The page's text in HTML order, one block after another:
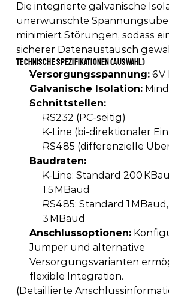
Die integrierte galvanische
unerwünschte
minimiert Störungen, sodass
sicherer Datenaustausch
Technische Spezifikationen (Auswahl)
Versorgungsspannung: 6
Galvanische Isolation:
Schnittstellen:
RS232 (PC-seitig)
K-Line (bi-direktionaler
RS485 (differenzielle
Baudraten:
K-Line: Standard 200
1,5 MBaud
RS485: Standard 1
3 MBaud
Anschlussoptionen:
Jumper und alternative
Versorgungsvarianten
flexible Integration.
(Detaillierte